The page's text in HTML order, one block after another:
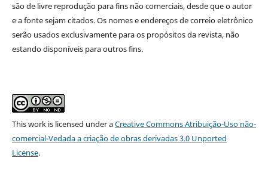
são de livre reprodução para fins não comerciais, desde que o autor
e a fonte sejam citados. Os nomes e endereços de correio eletrônico
serão usados exclusivamente para os propósitos da revista, não
estando disponíveis para outros fins.
Thisworkis licensed under aCreative Commons Atribuição-Uso não-
comercial-Vedada a criação de obras derivadas 3.0 Unported
License.